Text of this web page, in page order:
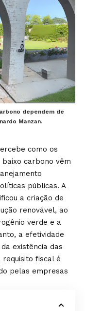
dependem de
Manzan.
como os
carbono vêm
públicas. A
a criação de
renovável, ao
verde e a
a efetividade
existência das
fiscal é
pelas empresas